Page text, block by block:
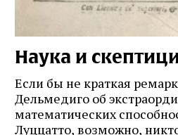
Наука и
Если бы не краткая
Дельмедиго об
математических
Луццатто, возможно,